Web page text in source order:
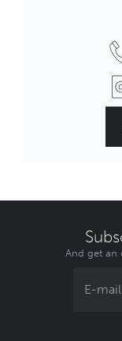
And get an